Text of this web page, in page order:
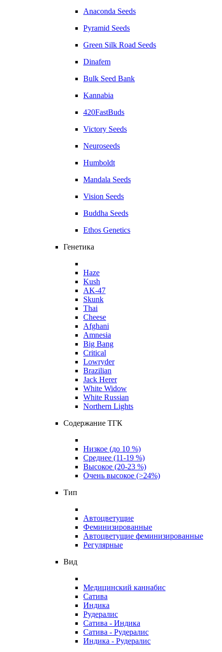
Anaconda Seeds
Pyramid Seeds
Green Silk Road Seeds
Dinafem
Bulk Seed Bank
Kannabia
420FastBuds
Victory Seeds
Neuroseeds
Humboldt
Mandala Seeds
Vision Seeds
Buddha Seeds
Ethos Genetics
Генетика
Haze
Kush
AK-47
Skunk
Thai
Cheese
Afghani
Amnesia
Big Bang
Critical
Lowryder
Brazilian
Jack Herer
White Widow
White Russian
Northern Lights
Содержание ТГК
Низкое (до 10 %)
Среднее (11-19 %)
Высокое (20-23 %)
Очень высокое (>24%)
Тип
Автоцветущие
Феминизированные
Автоцветущие феминизированные
Регулярные
Вид
Медицинский каннабис
Сатива
Индика
Рудералис
Сатива - Индика
Сатива - Рудералис
Индика - Рудералис